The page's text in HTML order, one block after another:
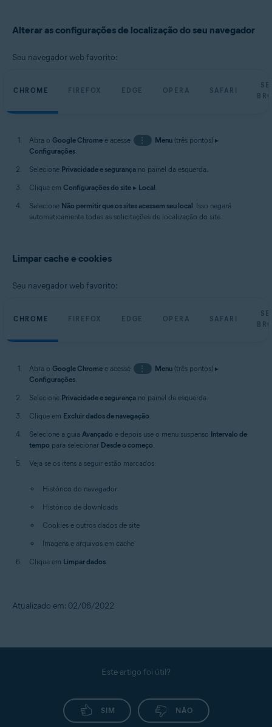
Alterar as configurações de localização do seu navegador
Seu navegador web favorito:
CHROME FIREFOX EDGE OPERA SAFARI
Abra o Google Chrome e acesse ⋮ Menu(três pontos) ▸
Configurações.
Selecione Privacidade e segurança no painel da esquerda.
Clique em Configurações do site ▸ Local.
Selecione Não permitir que os sites acessem seu local. Isso negará
automaticamente todas as solicitações de localização do site.
Limpar cache e cookies
Seu navegador web favorito:
CHROME FIREFOX EDGE OPERA SAFARI
Abra o Google Chrome e acesse ⋮ Menu(três pontos) ▸
Configurações.
Selecione Privacidade e segurança no painel da esquerda.
Clique em Excluir dados de navegação.
Selecione a guia Avançado e depois use o menu suspenso Intervalo de
tempo para selecionar Desde o começo.
Veja se os itens a seguir estão marcados:
Histórico do navegador
Histórico de downloads
Cookies e outros dados de site
Imagens e arquivos em cache
Clique em Limpar dados.
Atualizado em: 02/06/2022
Este artigo foi útil?
SIM NÃO